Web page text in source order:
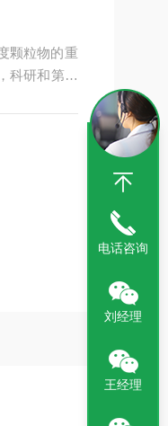
颗粒物的重
科研和第三
电话咨询
刘经理
王经理